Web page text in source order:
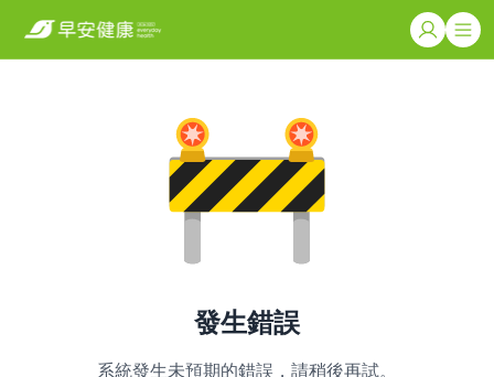
發生錯誤
系統發生未預期的錯誤，請稍後再試。